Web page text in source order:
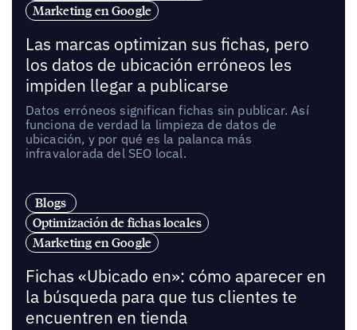
Marketing en Google
Las marcas optimizan sus fichas, pero
los datos de ubicación erróneos les
impiden llegar a publicarse
Datos erróneos significan fichas sin publicar. Así
funciona de verdad la limpieza de datos de
ubicación, y por qué es la palanca más
infravalorada del SEO local.
Blogs
Optimización de fichas locales
Marketing en Google
Fichas «Ubicado en»: cómo aparecer en
la búsqueda para que tus clientes te
encuentren en tienda